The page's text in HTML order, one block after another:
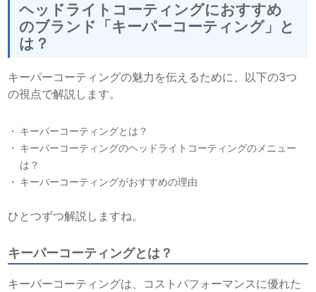
ヘッドライトコーティングにおすすめ
のブランド「キーパーコーティング」と
は？
キーパーコーティングの魅力を伝えるために、以下の3つ
の視点で解説します。
キーパーコーティングとは？
キーパーコーティングのヘッドライトコーティングのメニュー
は？
キーパーコーティングがおすすめの理由
ひとつずつ解説しますね。
キーパーコーティングとは？
キーパーコーティングは、コストパフォーマンスに優れた